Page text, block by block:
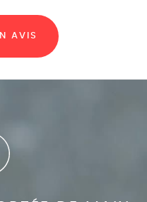
AVIS